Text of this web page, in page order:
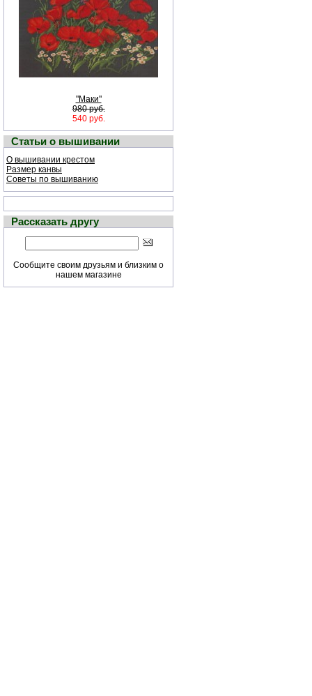
"Маки"
980 руб.
540 руб.
Статьи о вышивании
О вышивании крестом
Размер канвы
Советы по вышиванию
Рассказать другу
Сообщите своим друзьям и близким о
нашем магазине